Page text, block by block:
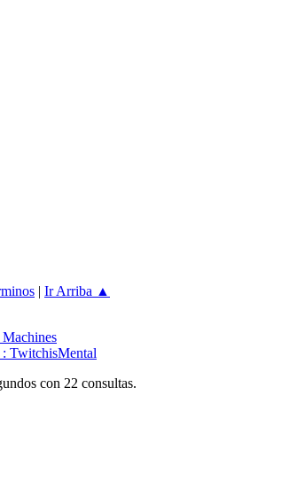
| Ir Arriba ▲
TwitchisMental
con 22 consultas.